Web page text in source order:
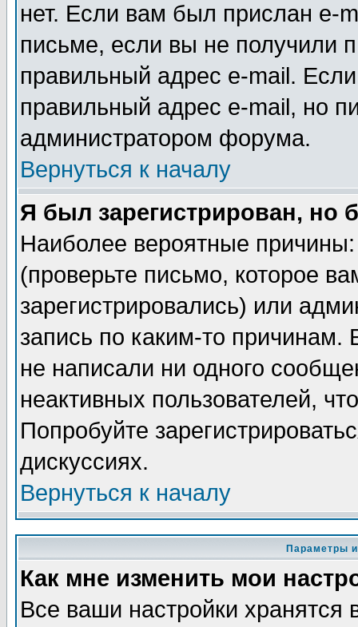
нет. Если вам был прислан e-
письме, если вы не получили
правильный адрес e-mail.
правильный адрес e-mail, но
администратором форума.
Вернуться к началу
Я был зарегистрирован, но
Наиболее вероятные
(проверьте письмо, которое
зарегистрировались) или
запись по каким-то
не написали ни одного
неактивных пользователей,
Попробуйте
дискуссиях.
Вернуться к началу
Параметры
Как мне изменить мои
Все ваши настройки